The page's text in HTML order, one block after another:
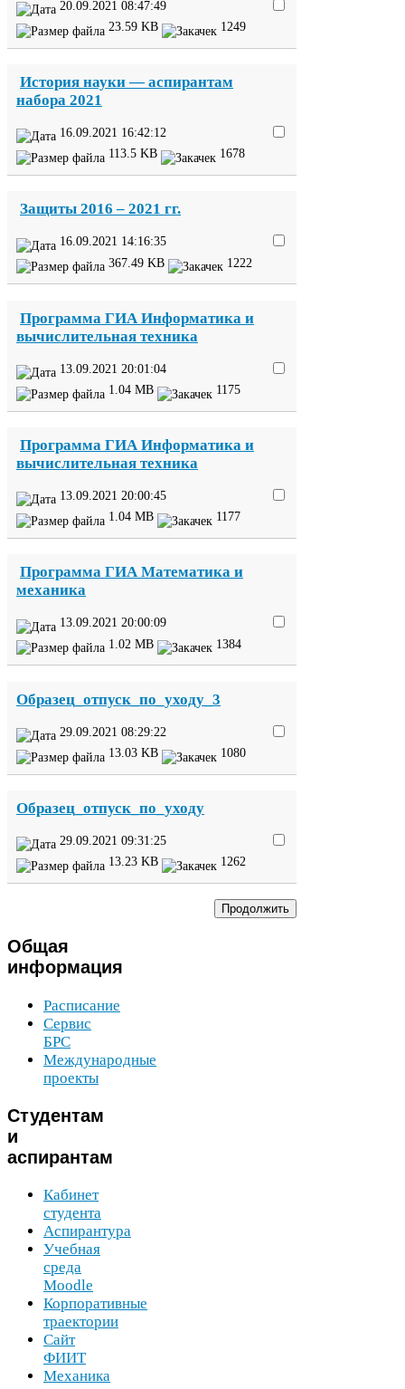
20 09 2021 08:47:49
23 59 KB 1249
История науки — аспирантам
набора 2021
16 09 2021 16:42:12
113.5 KB 1678
Защиты 2016 – 2021 гг.
16.09.2021 14:16:35
367 49 KB 1222
Программа ГИА Информатика и
вычислительная техника
13 09 2021 20:01:04
1 04 MB 1175
Программа ГИАИнформатика и
вычислительная техника
13 09 2021 20:00:45
1.04 MB 1177
Программа ГИАМатематика и
механика
13.09.2021 20:00:09
1 02 MB 1384
Образец_​отпуск_​по_​уходу_​ 3
29 09 2021 08:29:22
13 03 KB 1080
Образец_​отпуск_​по_​уходу
29 09 2021 09:31:25
13.23 KB 1262
Общая
информация
Расписание
Сервис
БРС
Международные
проекты
Студентам
и
аспирантам
Кабинет
студента
Аспирантура
Учебная
среда
Moodle
Корпоративные
траектории
Сайт
ФИИТ
Механика